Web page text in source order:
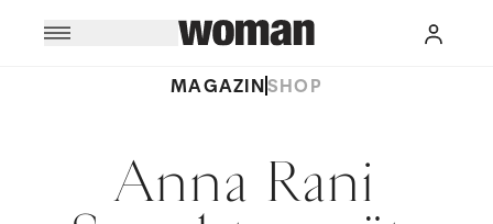
MAGAZINSHOP
Anna Rani